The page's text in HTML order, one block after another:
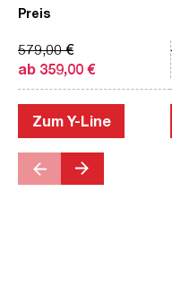
Preis
ab 359,00 €
579,00 €
Zum Y-Line